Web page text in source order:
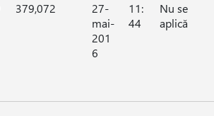
379,072
27-
mai-
201
6
11:
44
Nu se
aplică